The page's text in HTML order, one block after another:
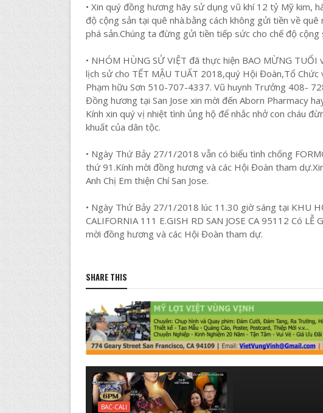
• Xin quý đồng hương hãy sử dụng vũ khí 12 tỷ Mỹ kim,
độ cộng sản tại quê nhà.bằng cách không gửi tiền về
phá sản.Chúng ta đừng gửi tiền tiếp sức cho chế độ cộng
• NHÓM HÙNG SỬ VIỆT đã thực hiện BAO MỪNG
lịch sử cho TẾT MẬU TUẤT 2018,quý Hội Đoàn,Tổ Chức
Phạm hữu Sơn 510-707-4337. Vũ huynh Trưởng 408-
Đồng hương tại San Jose xin mời đến Aborn Pharmacy
Kính xin quý vị nhiệt tình ủng hộ để nhắc nhở con cháu
khuất của dân tộc.
• Ngày Thứ Bảy 27/1/2018 vẫn có biểu tình chống
thứ 91.Kính mời đồng hương và các Hội Đoàn tham
Anh Chị Em thiện Chí San Jose.
• Ngày Thứ Bảy 27/1/2018 lúc 11.30 giờ sáng tại KHU
CALIFORNIA 111 E.GISH RD SAN JOSE CA 95112 Có
mời đồng hương và các Hội Đoàn tham dự.
SHARE THIS
BAC-CALI